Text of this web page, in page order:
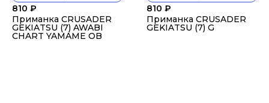
810 ₽
Приманка CRUSADER
GEKIATSU (7) AWABI
CHART YAMAME OB
810 ₽
Приманка CRUSADER
GEKIATSU (7) G